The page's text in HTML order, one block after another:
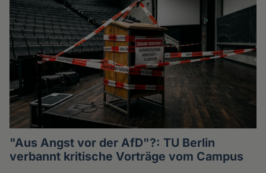
"Aus Angst vor der AfD"?: TU Berlin
verbannt kritische Vorträge vom Campus